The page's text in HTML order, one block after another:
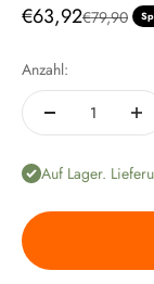
Angebot
€63,92Regulärer
€79,90
Anzahl:
Auf Lager.